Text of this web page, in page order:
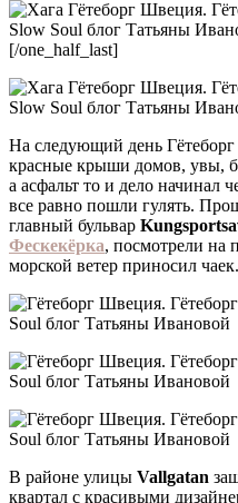
[/one_half_last]
На следующий день Гётеборг
красные крыши домов, увы,
а асфальт то и дело начинал
все равно пошли гулять.
главный бульвар
Фескекёрка, посмотрели на
морской ветер приносил чаек.
В районе улицы Vallgatan
квартал с красивыми